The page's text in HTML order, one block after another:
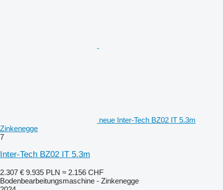
neue Inter-Tech BZ02 IT 5.3m
Zinkenegge
7
Inter-Tech BZ02 IT 5.3m
2.307 € 9.935 PLN ≈ 2.156 CHF
Bodenbearbeitungsmaschine - Zinkenegge